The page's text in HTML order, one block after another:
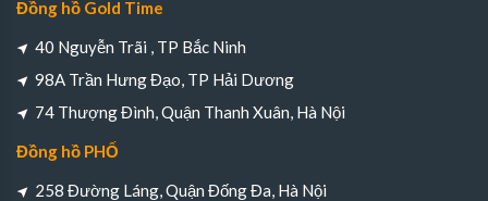
Đồng hồ Gold Time
40 Nguyễn Trãi , TP Bắc Ninh
98A Trần Hưng Đạo, TP Hải Dương
74 Thượng Đình, Quận Thanh Xuân, Hà Nội
Đồng hồ PHỐ
258 Đường Láng, Quận Đống Đa, Hà Nội